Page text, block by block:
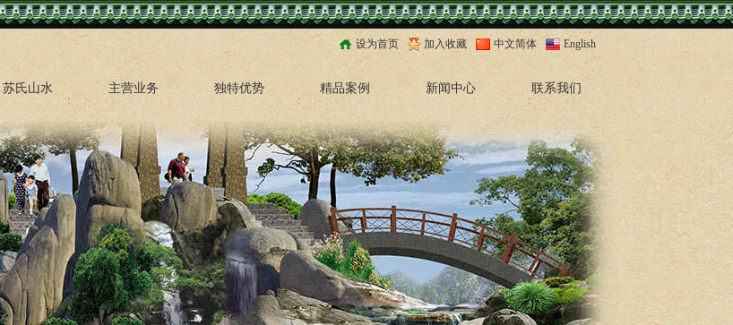
设为首页 加入收藏 中文简体 English
苏氏山水 主营业务 独特优势 精品案例 新闻中心 联系我们